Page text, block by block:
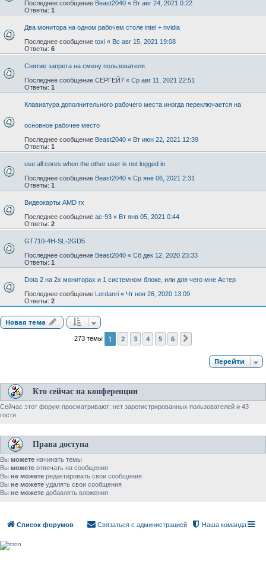
Последнее сообщение Beast2040 « Вт авг 24, 2021 0:22
Ответы: 1
Два монитора на одном рабочем столе intel + nvidia
Последнее сообщение toxi « Вс авг 15, 2021 19:08
Ответы: 6
Снятие запрета на смену пользователя
Последнее сообщение СЕРГЕЙ7 « Ср авг 11, 2021 22:51
Ответы: 1
Клавиатура дополнительного рабочего места иногда переключается на
основное рабочее место
Последнее сообщение Beast2040 « Вт июн 22, 2021 12:39
Ответы: 1
use all cores when the other user is not logged in.
Последнее сообщение Beast2040 « Ср янв 06, 2021 2:31
Ответы: 1
Видеокарты AMD rx
Последнее сообщение ac-93 « Вт янв 05, 2021 0:44
Ответы: 2
GT710-4H-SL-2GD5
Последнее сообщение Beast2040 « Сб дек 12, 2020 23:33
Ответы: 1
Dota 2 на 2х мониторах и 1 системном блоке, или для чего мне Астер
Последнее сообщение Lordanri « Чт ноя 26, 2020 13:09
Ответы: 2
Новая тема
273 темы 1 2 3 4 5 6
Перейти
Кто сейчас на конференции
Сейчас этот форум просматривают: нет зарегистрированных пользователей и 43
гостя
Права доступа
Вы можете начинать темы
Вы можете отвечать на сообщения
Вы не можете редактировать свои сообщения
Вы не можете удалять свои сообщения
Вы не можете добавлять вложения
Список форумов Наша команда
Связаться с администрацией